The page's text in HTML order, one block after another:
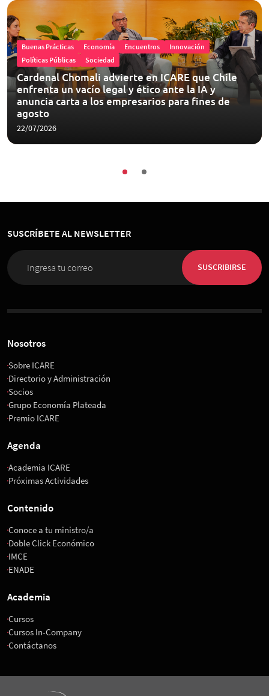
Buenas Prácticas Economía Encuentros
Innovación
Políticas Públicas
Sociedad
Cardenal Chomali advierte en ICARE que Chile
enfrenta un vacío legal y ético ante la IA y
anuncia carta a los empresarios para fines de
agosto
22/07/2026
SUSCRÍBETE AL NEWSLETTER
SUSCRIBIRSE
Nosotros
Sobre ICARE
Directorio y Administración
Socios
Grupo Economía Plateada
Premio ICARE
Agenda
Academia ICARE
Próximas Actividades
Contenido
Conoce a tu ministro/a
Doble Click Económico
IMCE
ENADE
Academia
Cursos
Cursos In-Company
Contáctanos